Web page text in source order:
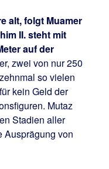
alt, folgt Muamer
II. steht mit
auf der
zwei von nur 250
so vielen
kein Geld der
Mutaz
Stadien aller
Ausprägung von